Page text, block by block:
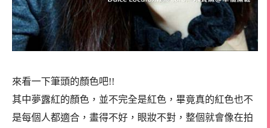
來看一下筆頭的顏色吧!!
其中夢露紅的顏色，並不完全是紅色，畢竟真的紅色也不
是每個人都適合，畫得不好，眼妝不對，整個就會像在拍